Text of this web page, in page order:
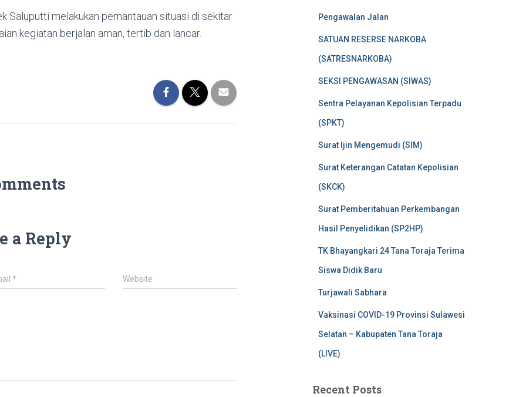
Saluputti melakukan pemantauan situasi di sekitar
kegiatan berjalan aman, tertib dan lancar.
a Reply
* Website
Pengawalan Jalan
SATUAN RESERSE NARKOBA
(SATRESNARKOBA)
SEKSI PENGAWASAN (SIWAS)
Sentra Pelayanan Kepolisian Terpadu
(SPKT)
Surat Ijin Mengemudi (SIM)
Surat Keterangan Catatan Kepolisian
(SKCK)
Surat Pemberitahuan Perkembangan
Hasil Penyelidikan (SP2HP)
TK Bhayangkari 24 Tana Toraja Terima
Siswa Didik Baru
Turjawali Sabhara
Vaksinasi COVID-19 Provinsi Sulawesi
Selatan – Kabupaten Tana Toraja
(LIVE)
Recent Posts